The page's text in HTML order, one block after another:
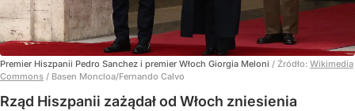
Premier Hiszpanii Pedro Sanchez i premier Włoch Giorgia Meloni / Źródło: Wikimedia
Commons / Basen Moncloa/Fernando Calvo
Rząd Hiszpanii zażądał od Włoch zniesienia